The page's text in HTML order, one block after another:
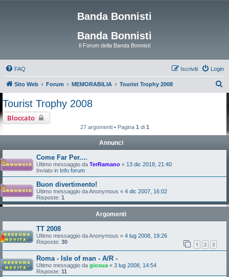
Banda Bonnisti
Banda Bonnisti
Il Forum della Banda Bonnisti
FAQ Login
Iscriviti
Sito Web Forum MEMORABILIA Tourist Trophy 2008
Tourist Trophy 2008
Bloccato
27 argomenti • Pagina 1 di 1
Annunci
Come Far Per....
Ultimo messaggio da TerRamano « 13 dic 2018, 21:40
Inviato in Info forum
Buon divertimento!
Ultimo messaggio daAnonymous « 4 dic 2007, 16:02
Risposte: 1
Argomenti
TT 2008
Ultimo messaggio daAnonymous « 4 lug 2008, 19:26
Risposte: 30 1 2 3
Roma - Isle of man - A/R -
Ultimo messaggio da giosua « 3 lug 2008, 14:54
Risposte: 11